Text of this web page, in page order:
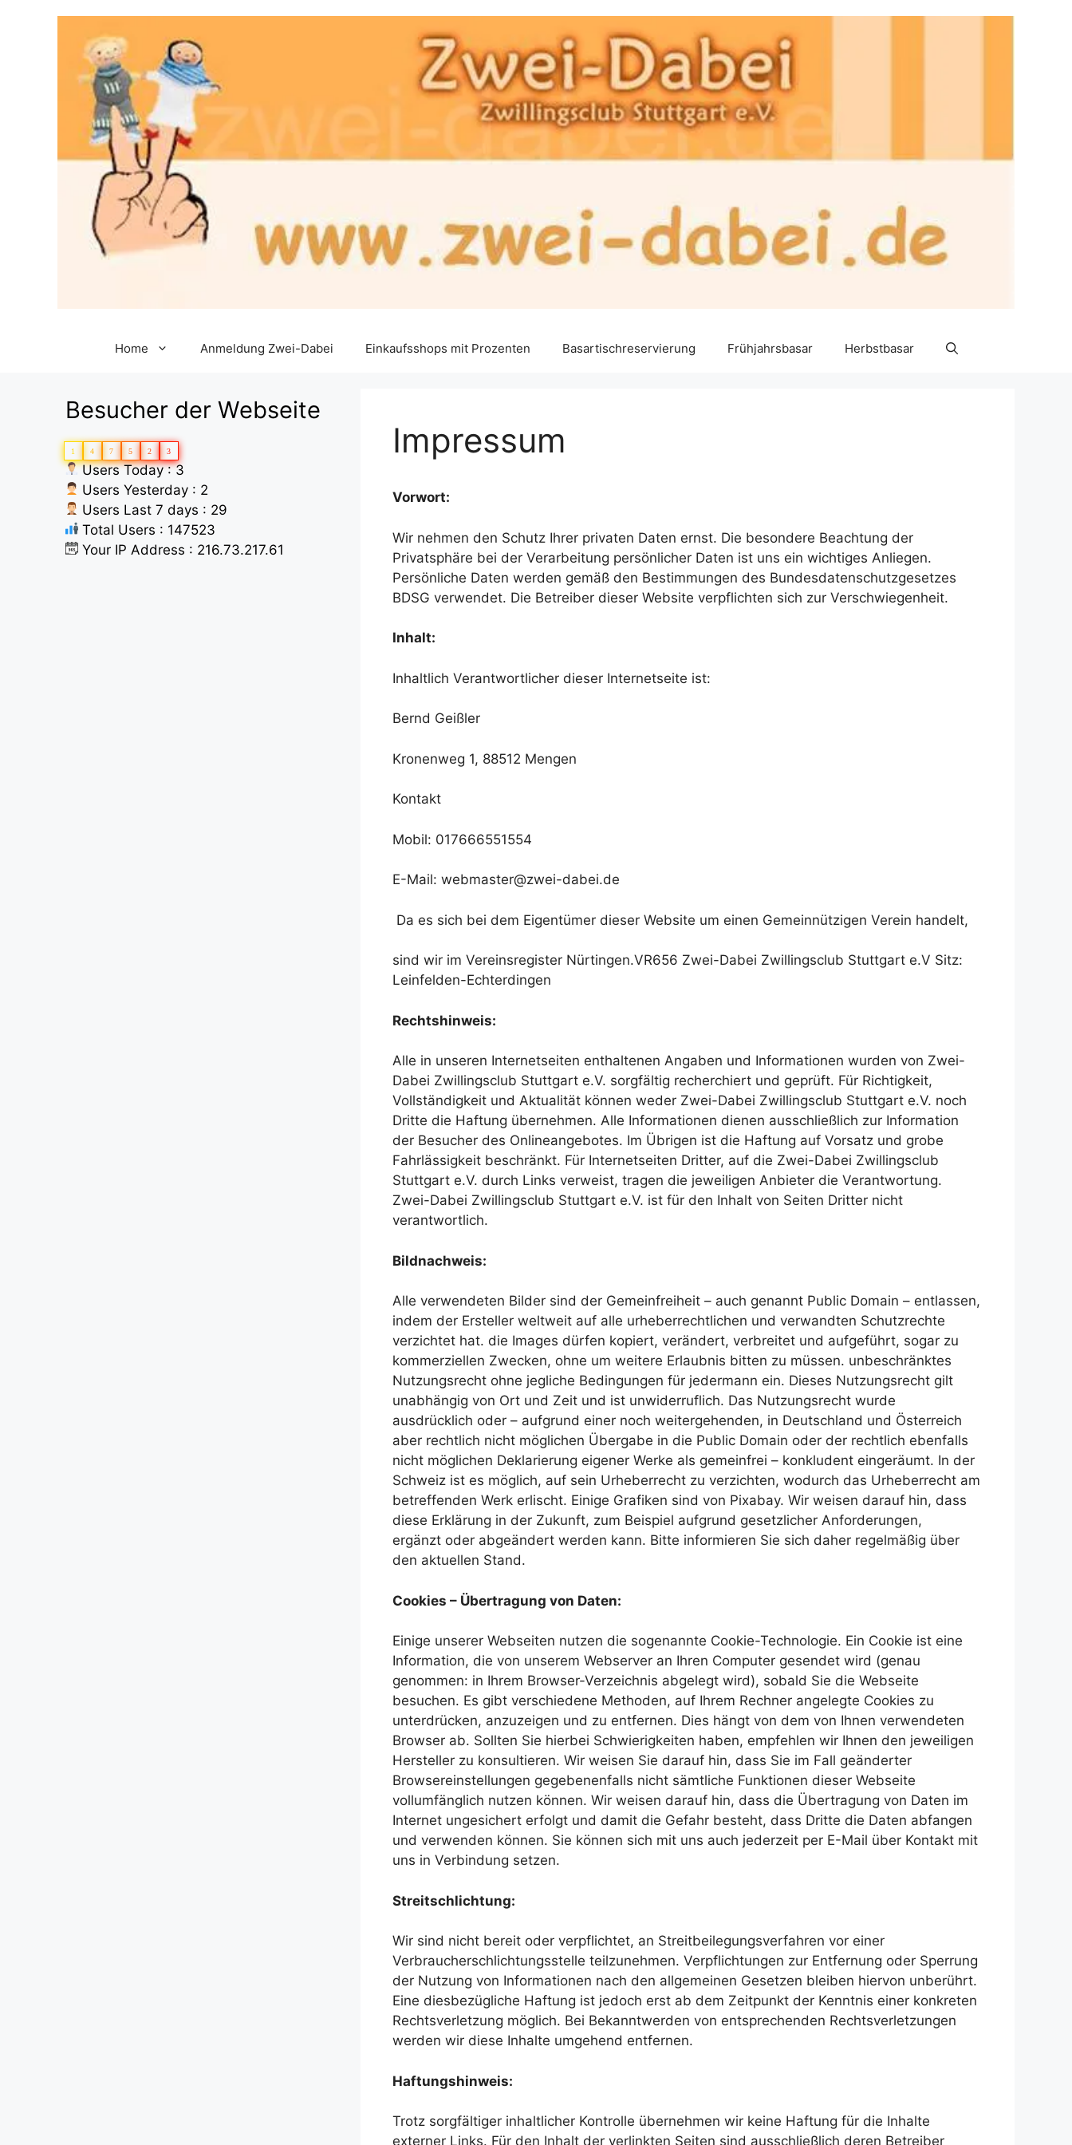
Home Anmeldung Zwei-Dabei Einkaufsshops mit Prozenten Basartischreservierung Frühjahrsbasar Herbstbasar
Impressum
Vorwort:
Wir nehmen den Schutz Ihrer privaten Daten ernst. Die besondere Beachtung der
Privatsphäre bei der Verarbeitung persönlicher Daten ist uns ein wichtiges Anliegen.
Persönliche Daten werden gemäß den Bestimmungen des Bundesdatenschutzgesetzes
BDSG verwendet. Die Betreiber dieser Website verpflichten sich zur Verschwiegenheit.
Inhalt:
Inhaltlich Verantwortlicher dieser Internetseite ist:
Bernd Geißler
Kronenweg 1, 88512 Mengen
Kontakt
Mobil: 017666551554
E-Mail: webmaster@zwei-dabei.de
Da es sich bei dem Eigentümer dieser Website um einen Gemeinnützigen Verein handelt,
sind wir im Vereinsregister Nürtingen.VR656 Zwei-Dabei Zwillingsclub Stuttgart e.V Sitz:
Leinfelden-Echterdingen
Rechtshinweis:
Alle in unseren Internetseiten enthaltenen Angaben und Informationen wurden von Zwei-
Dabei Zwillingsclub Stuttgart e.V. sorgfältig recherchiert und geprüft. Für Richtigkeit,
Vollständigkeit und Aktualität können weder Zwei-Dabei Zwillingsclub Stuttgart e.V. noch
Dritte die Haftung übernehmen. Alle Informationen dienen ausschließlich zur Information
der Besucher des Onlineangebotes. Im Übrigen ist die Haftung auf Vorsatz und grobe
Fahrlässigkeit beschränkt. Für Internetseiten Dritter, auf die Zwei-Dabei Zwillingsclub
Stuttgart e.V. durch Links verweist, tragen die jeweiligen Anbieter die Verantwortung.
Zwei-Dabei Zwillingsclub Stuttgart e.V. ist für den Inhalt von Seiten Dritter nicht
verantwortlich.
Bildnachweis:
Alle verwendeten Bilder sind der Gemeinfreiheit – auch genannt Public Domain – entlassen,
indem der Ersteller weltweit auf alle urheberrechtlichen und verwandten Schutzrechte
verzichtet hat. die Images dürfen kopiert, verändert, verbreitet und aufgeführt, sogar zu
kommerziellen Zwecken, ohne um weitere Erlaubnis bitten zu müssen. unbeschränktes
Nutzungsrecht ohne jegliche Bedingungen für jedermann ein. Dieses Nutzungsrecht gilt
unabhängig von Ort und Zeit und ist unwiderruflich. Das Nutzungsrecht wurde
ausdrücklich oder – aufgrund einer noch weitergehenden, in Deutschland und Österreich
aber rechtlich nicht möglichen Übergabe in die Public Domain oder der rechtlich ebenfalls
nicht möglichen Deklarierung eigener Werke als gemeinfrei – konkludent eingeräumt. In der
Schweiz ist es möglich, auf sein Urheberrecht zu verzichten, wodurch das Urheberrecht am
betreffenden Werk erlischt. Einige Grafiken sind von Pixabay. Wir weisen darauf hin, dass
diese Erklärung in der Zukunft, zum Beispiel aufgrund gesetzlicher Anforderungen,
ergänzt oder abgeändert werden kann. Bitte informieren Sie sich daher regelmäßig über
den aktuellen Stand.
Cookies – Übertragung von Daten:
Einige unserer Webseiten nutzen die sogenannte Cookie-Technologie. Ein Cookie ist eine
Information, die von unserem Webserver an Ihren Computer gesendet wird (genau
genommen: in Ihrem Browser-Verzeichnis abgelegt wird), sobald Sie die Webseite
besuchen. Es gibt verschiedene Methoden, auf Ihrem Rechner angelegte Cookies zu
unterdrücken, anzuzeigen und zu entfernen. Dies hängt von dem von Ihnen verwendeten
Browser ab. Sollten Sie hierbei Schwierigkeiten haben, empfehlen wir Ihnen den jeweiligen
Hersteller zu konsultieren. Wir weisen Sie darauf hin, dass Sie im Fall geänderter
Browsereinstellungen gegebenenfalls nicht sämtliche Funktionen dieser Webseite
vollumfänglich nutzen können. Wir weisen darauf hin, dass die Übertragung von Daten im
Internet ungesichert erfolgt und damit die Gefahr besteht, dass Dritte die Daten abfangen
und verwenden können. Sie können sich mit uns auch jederzeit per E-Mail über Kontakt mit
uns in Verbindung setzen.
Streitschlichtung:
Wir sind nicht bereit oder verpflichtet, an Streitbeilegungsverfahren vor einer
Verbraucherschlichtungsstelle teilzunehmen. Verpflichtungen zur Entfernung oder Sperrung
der Nutzung von Informationen nach den allgemeinen Gesetzen bleiben hiervon unberührt.
Eine diesbezügliche Haftung ist jedoch erst ab dem Zeitpunkt der Kenntnis einer konkreten
Rechtsverletzung möglich. Bei Bekanntwerden von entsprechenden Rechtsverletzungen
werden wir diese Inhalte umgehend entfernen.
Haftungshinweis:
Trotz sorgfältiger inhaltlicher Kontrolle übernehmen wir keine Haftung für die Inhalte
externer Links. Für den Inhalt der verlinkten Seiten sind ausschließlich deren Betreiber
Besucher der Webseite
1 4 7 5 2 3
Users Today : 3
Users Yesterday : 2
Users Last 7 days : 29
Total Users : 147523
Your IP Address : 216.73.217.61